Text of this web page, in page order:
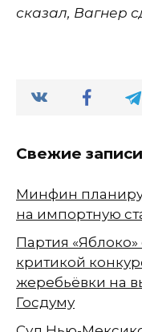
сказал, Вагнер
Свежие записи
Минфин
на импортную
Партия «Яблоко»
критикой
жеребьёвки на
Госдуму